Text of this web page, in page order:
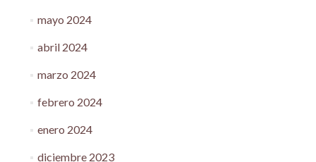
mayo 2024
abril 2024
marzo 2024
febrero 2024
enero 2024
diciembre 2023